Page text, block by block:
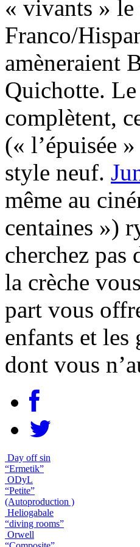
« vivants » le
Franco/
amèneraient
Quichotte.
complètent,
(« l’épuisée
style neuf.
même au
centaines »)
cherchez
la crèche
part vous
enfants et les
dont vous
Day off sin
“Ermetik”
ODyL
“Petite”
(Autoproduction )
Heliogabale
“diving rooms”
Orwell